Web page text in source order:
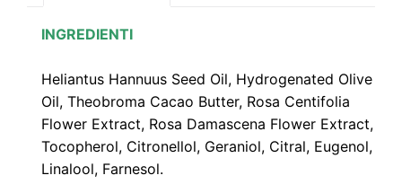
INGREDIENTI
Heliantus Hannuus Seed Oil, Hydrogenated Olive
Oil, Theobroma Cacao Butter, Rosa Centifolia
Flower Extract, Rosa Damascena Flower Extract,
Tocopherol, Citronellol, Geraniol, Citral, Eugenol,
Linalool, Farnesol.